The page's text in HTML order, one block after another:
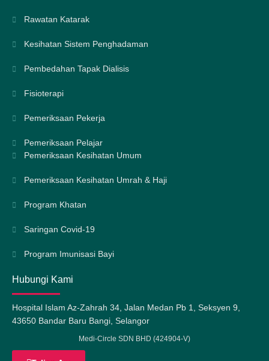
Rawatan Katarak
Kesihatan Sistem Penghadaman
Pembedahan Tapak Dialisis
Fisioterapi
Pemeriksaan Pekerja
Pemeriksaan Pelajar
Pemeriksaan Kesihatan Umum
Pemeriksaan Kesihatan Umrah & Haji
Program Khatan
Saringan Covid-19
Program Imunisasi Bayi
Hubungi Kami
Hospital Islam Az-Zahrah 34, Jalan Medan Pb 1, Seksyen 9,
43650 Bandar Baru Bangi, Selangor
Medi-Circle SDN BHD (424904-V)